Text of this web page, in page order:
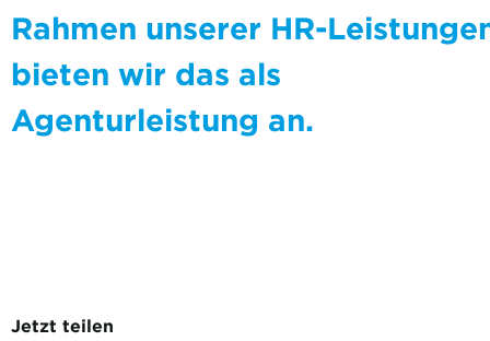
Rahmen unserer HR-
bieten wir das als
Agenturleistung an.
Jetzt teilen